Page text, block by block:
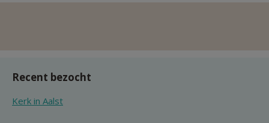
Recent bezocht
Kerk in Aalst